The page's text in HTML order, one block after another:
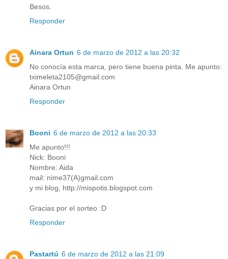
Besos.
Responder
Ainara Ortun 6 de marzo de 2012 a las 20:32
No conocía esta marca, pero tiene buena pinta. Me apunto:
tximeleta2105@gmail.com
Ainara Ortun
Responder
Booni 6 de marzo de 2012 a las 20:33
Me apunto!!!
Nick: Booni
Nombre: Aida
mail: nime37(A)gmail.com
y mi blog, http://mispotis.blogspot.com
Gracias por el sorteo :D
Responder
Pastartú 6 de marzo de 2012 a las 21:09